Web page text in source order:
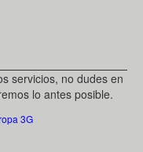
servicios, no dudes en
lo antes posible.
3G